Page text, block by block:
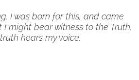
I was born for this, and came
might bear witness to the Truth.
hears my voice.